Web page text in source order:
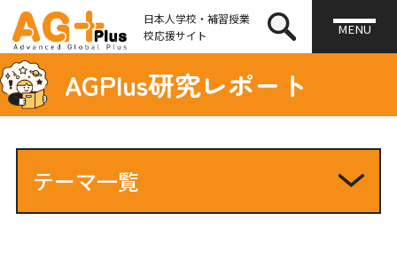
日本人学校・補習授業
校応援サイト
MENU
AGPlus研究レポート
テーマ一覧